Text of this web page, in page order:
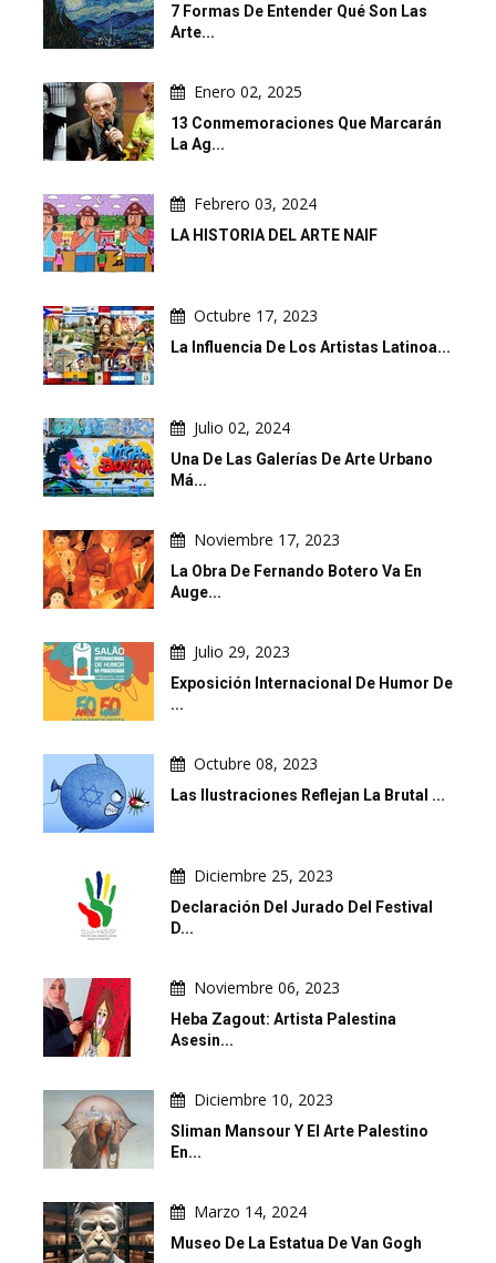
7 Formas De Entender Qué Son Las
Arte...
Enero 02, 2025
13 Conmemoraciones Que Marcarán
La Ag...
Febrero 03, 2024
LA HISTORIA DEL ARTE NAIF
Octubre 17, 2023
La Influencia De Los Artistas Latinoa...
Julio 02, 2024
Una De Las Galerías De Arte Urbano
Má...
Noviembre 17, 2023
La Obra De Fernando Botero Va En
Auge...
Julio 29, 2023
Exposición Internacional De Humor De
...
Octubre 08, 2023
Las Ilustraciones Reflejan La Brutal ...
Diciembre 25, 2023
Declaración Del Jurado Del Festival
D...
Noviembre 06, 2023
Heba Zagout: Artista Palestina
Asesin...
Diciembre 10, 2023
Sliman Mansour Y El Arte Palestino
En...
Marzo 14, 2024
Museo De La Estatua De Van Gogh